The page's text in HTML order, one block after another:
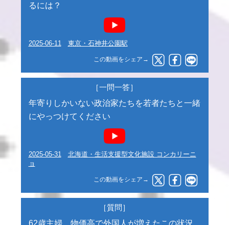
るには？
2025-06-11 東京・石神井公園駅
この動画をシェア→
［一問一答］
年寄りしかいない政治家たちを若者たちと一緒
にやっつけてください
2025-05-31
北海道・生活支援型文化施設 コンカリーニ
ョ
この動画をシェア→
［質問］
62歳主婦 物価高で外国人が増えたこの状況